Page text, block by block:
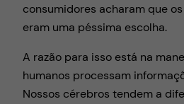
consumidores acharam que
eram uma péssima escolha.
A razão para isso está na
humanos processam
Nossos cérebros tendem a